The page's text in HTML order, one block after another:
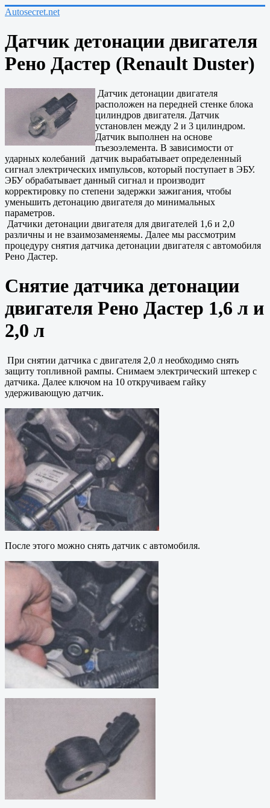
Autosecret.net
Датчик детонации двигателя
Рено Дастер (Renault Duster)
Датчик детонации двигателя
расположен на передней стенке блока
цилиндров двигателя. Датчик
установлен между 2 и 3 цилиндром.
Датчик выполнен на основе
пъезоэлемента. В зависимости от
ударных колебаний датчик вырабатывает определенный
сигнал электрических импульсов, который поступает в ЭБУ.
ЭБУ обрабатывает данный сигнал и производит
корректировку по степени задержки зажигания, чтобы
уменьшить детонацию двигателя до минимальных
параметров.
Датчики детонации двигателя для двигателей 1,6 и 2,0
различны и не взаимозаменяемы. Далее мы рассмотрим
процедуру снятия датчика детонации двигателя с автомобиля
Рено Дастер.
Снятие датчика детонации
двигателя Рено Дастер 1,6 л и
2,0 л
При снятии датчика с двигателя 2,0 л необходимо снять
защиту топливной рампы. Снимаем электрический штекер с
датчика. Далее ключом на 10 откручиваем гайку
удерживающую датчик.
После этого можно снять датчик с автомобиля.